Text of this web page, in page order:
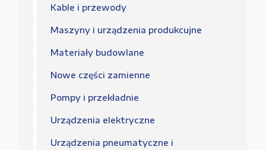
Kable i przewody
Maszyny i urządzenia produkcujne
Materiały budowlane
Nowe części zamienne
Pompy i przekładnie
Urządzenia elektryczne
Urządzenia pneumatyczne i